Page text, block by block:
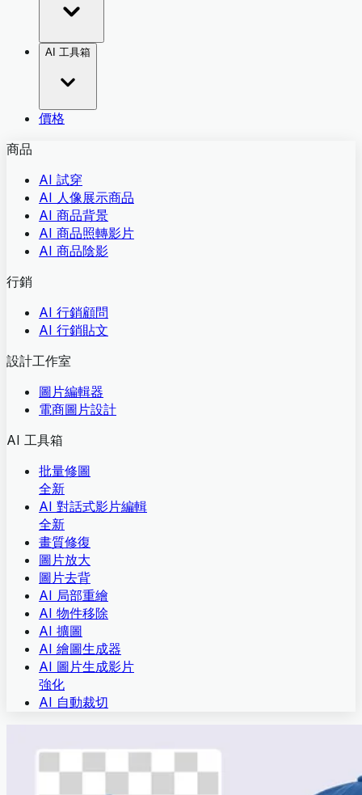
AI 工具箱
價格
商品
AI 試穿
AI 人像展示商品
AI 商品背景
AI 商品照轉影片
AI 商品陰影
行銷
AI 行銷顧問
AI 行銷貼文
設計工作室
圖片編輯器
電商圖片設計
AI 工具箱
批量修圖
全新
AI 對話式影片編輯
全新
畫質修復
圖片放大
圖片去背
AI 局部重繪
AI 物件移除
AI 擴圖
AI 繪圖生成器
AI 圖片生成影片
強化
AI 自動裁切